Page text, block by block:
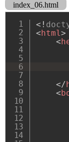
index_06.html
<!
<html>
<
</
<